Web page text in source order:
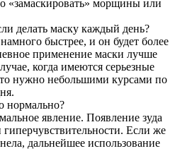
«замаскировать» морщины или
делать маску каждый день?
быстрее, и он будет более
применение маски лучше
когда имеются серьезные
нужно небольшими курсами по
нормально?
явление. Появление зуда
Если же
дальнейшее использование